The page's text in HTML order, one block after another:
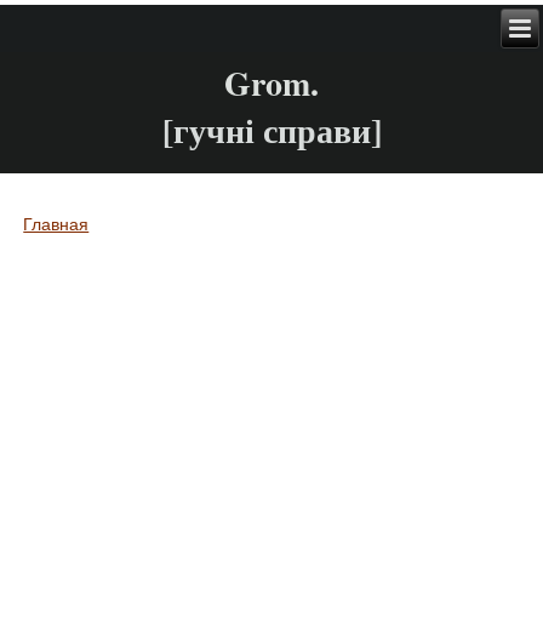
Grom.
[гучні справи]
Вы здесь
Главная